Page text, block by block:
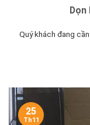
Dọn
Quý khách đang
25
Th11